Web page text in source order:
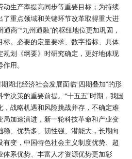
生产率提高同步等重要目标；为持续
重点领域和关键环节改革取得重大进
通商”“九州通融”的枢纽地位更加巩固，
标。必要的定量要求、数字指标、具体
划《纲要》时研究确定，更好地体现
用。
湖北经济社会发展面临“四期叠加”的形
决策的重要前提。“十五五”时期，我国
战略机遇和风险挑战并存，不确定难
加速演进，新一轮科技革命和产业变
、优势多、韧性强、潜能大，长期向
变，中国特色社会主义制度优势、超
体系优势、丰富人才资源优势更加彰